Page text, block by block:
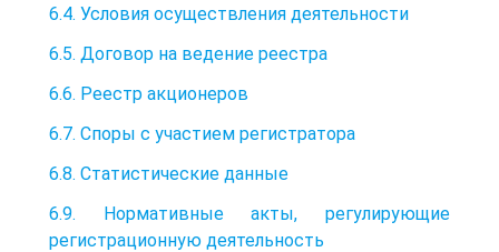
6.4. Условия осуществления деятельности
6.5. Договор на ведение реестра
6.6. Реестр акционеров
6.7. Споры с участием регистратора
6.8. Статистические данные
6.9. Нормативные акты, регулирующие
регистрационную деятельность